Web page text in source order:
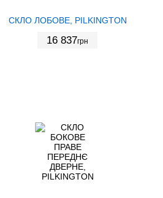
СКЛО ЛОБОВЕ, PILKINGTON
16 837грн